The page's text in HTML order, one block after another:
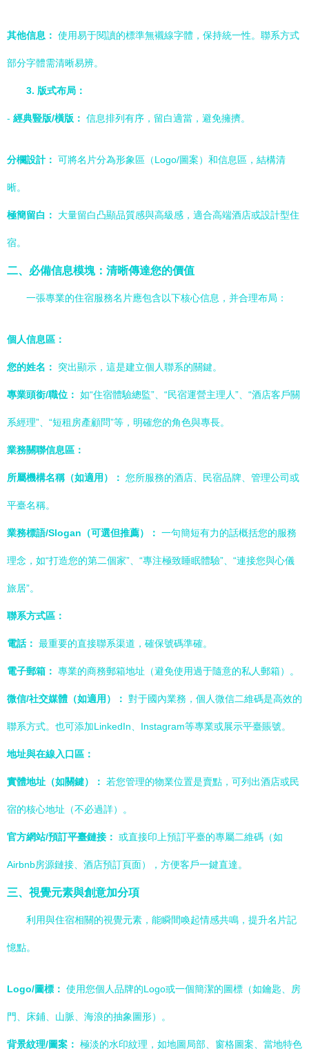
其他信息： 使用易于閱讀的標準無襯線字體，保持統一性。聯系方式
部分字體需清晰易辨。
3. 版式布局：
- 經典豎版/橫版： 信息排列有序，留白適當，避免擁擠。
分欄設計： 可將名片分為形象區（Logo/圖案）和信息區，結構清
晰。
極簡留白： 大量留白凸顯品質感與高級感，適合高端酒店或設計型住
宿。
二、必備信息模塊：清晰傳達您的價值
一張專業的住宿服務名片應包含以下核心信息，并合理布局：
個人信息區：
您的姓名： 突出顯示，這是建立個人聯系的關鍵。
專業頭銜/職位： 如“住宿體驗總監”、“民宿運營主理人”、“酒店客戶關
系經理”、“短租房產顧問”等，明確您的角色與專長。
業務關聯信息區：
所屬機構名稱（如適用）： 您所服務的酒店、民宿品牌、管理公司或
平臺名稱。
業務標語/Slogan（可選但推薦）： 一句簡短有力的話概括您的服務
理念，如“打造您的第二個家”、“專注極致睡眠體驗”、“連接您與心儀
旅居”。
聯系方式區：
電話： 最重要的直接聯系渠道，確保號碼準確。
電子郵箱： 專業的商務郵箱地址（避免使用過于隨意的私人郵箱）。
微信/社交媒體（如適用）： 對于國內業務，個人微信二維碼是高效的
聯系方式。也可添加LinkedIn、Instagram等專業或展示平臺賬號。
地址與在線入口區：
實體地址（如關鍵）： 若您管理的物業位置是賣點，可列出酒店或民
宿的核心地址（不必過詳）。
官方網站/預訂平臺鏈接： 或直接印上預訂平臺的專屬二維碼（如
Airbnb房源鏈接、酒店預訂頁面），方便客戶一鍵直達。
三、視覺元素與創意加分項
利用與住宿相關的視覺元素，能瞬間喚起情感共鳴，提升名片記
憶點。
Logo/圖標： 使用您個人品牌的Logo或一個簡潔的圖標（如鑰匙、房
門、床鋪、山脈、海浪的抽象圖形）。
背景紋理/圖案： 極淡的水印紋理，如地圖局部、窗格圖案、當地特色